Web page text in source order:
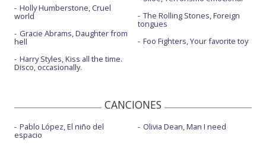
Holly Humberstone, Cruel
world
Gracie Abrams, Daughter from
hell
Harry Styles, Kiss all the time.
Disco, occasionally.
The Rolling Stones, Foreign
tongues
Foo Fighters, Your favorite toy
CANCIONES
Pablo López, El niño del
espacio
Olivia Dean, Man I need